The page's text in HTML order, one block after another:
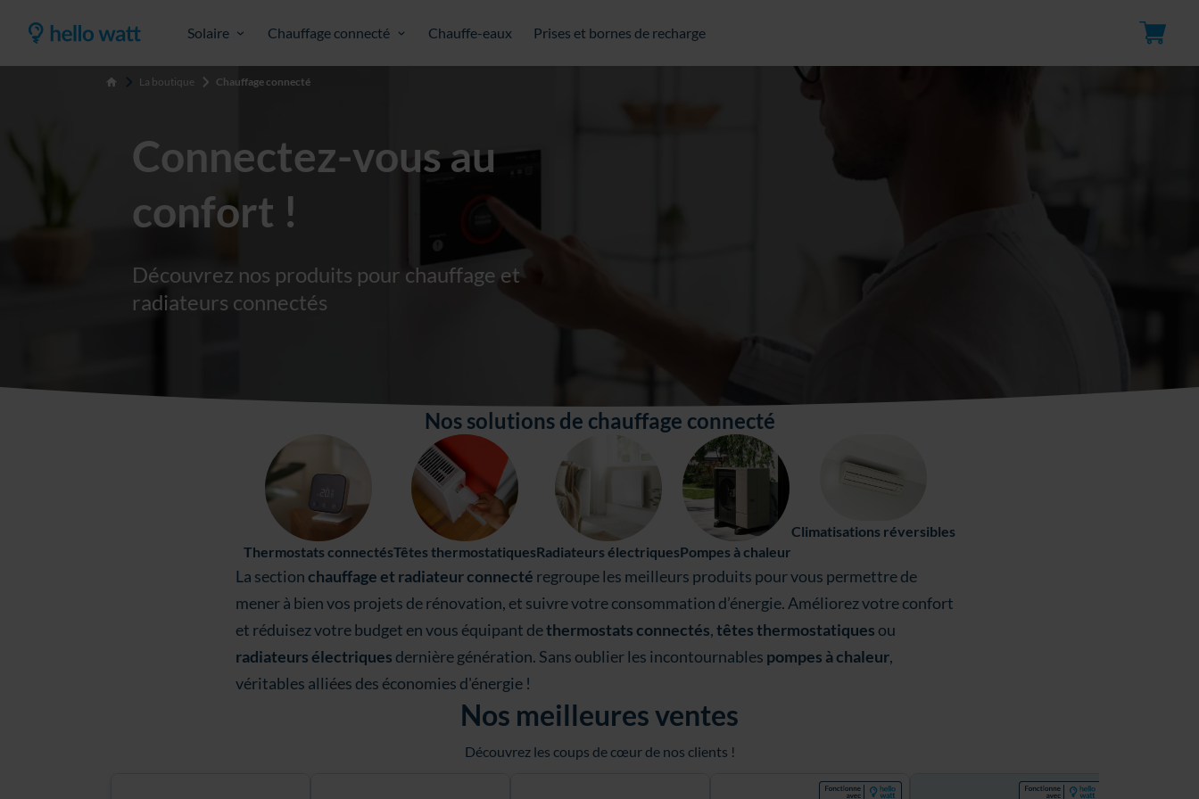
Solaire Chauffage connecté Chauffe-eaux Prises et bornes de recharge
Accueil La boutique Chauffage connecté
Connectez-vous au
confort !
Découvrez nos produits pour chauffage et
radiateurs connectés
Nos solutions de chauffage connecté
Thermostats connectésTêtes thermostatiquesRadiateurs électriquesPompes à chaleur
Climatisations réversibles
La sectionchauffage et radiateur connecté regroupe les meilleurs produits pour vous permettre de
mener à bien vos projets de rénovation, et suivre votre consommation d’énergie. Améliorez votre confort
et réduisez votre budget en vous équipant dethermostats connectés,têtes thermostatiques ou
radiateurs électriques dernière génération. Sans oublier les incontournables pompes à chaleur,
véritables alliées des économies d'énergie !
Nos meilleures ventes
Découvrez les coups de cœur de nos clients !